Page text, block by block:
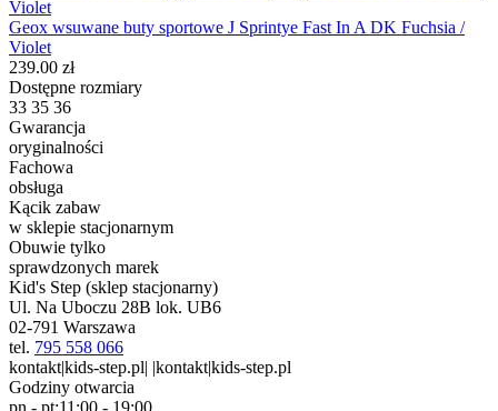
Geox wsuwane buty sportowe J Sprintye Fast In A DK Fuchsia /
Violet
239.00 zł
Dostępne rozmiary
33 35 36
Gwarancja
oryginalności
Fachowa
obsługa
Kącik zabaw
w sklepie stacjonarnym
Obuwie tylko
sprawdzonych marek
Kid's Step (sklep stacjonarny)
Ul. Na Uboczu 28B lok. UB6
02-791 Warszawa
tel. 795 558 066
kontakt|kids-step.pl| |kontakt|kids-step.pl
Godziny otwarcia
pn - pt:11:00 - 19:00